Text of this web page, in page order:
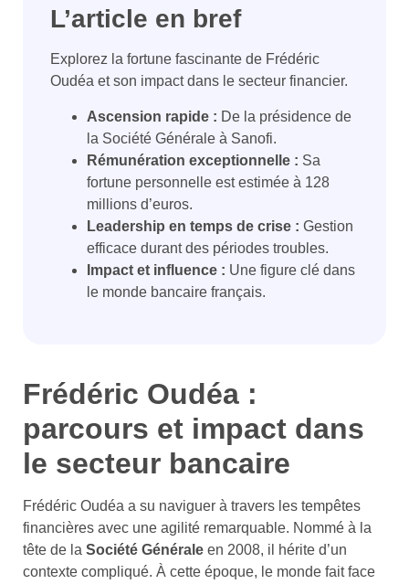
L’article en bref
Explorez la fortune fascinante de Frédéric
Oudéa et son impact dans le secteur financier.
Ascension rapide : De la présidence de
la Société Générale à Sanofi.
Rémunération exceptionnelle : Sa
fortune personnelle est estimée à 128
millions d’euros.
Leadership en temps de crise : Gestion
efficace durant des périodes troubles.
Impact et influence : Une figure clé dans
le monde bancaire français.
Frédéric Oudéa :
parcours et impact dans
le secteur bancaire
Frédéric Oudéa a su naviguer à travers les tempêtes
financières avec une agilité remarquable. Nommé à la
tête de la Société Générale en 2008, il hérite d’un
contexte compliqué. À cette époque, le monde fait face